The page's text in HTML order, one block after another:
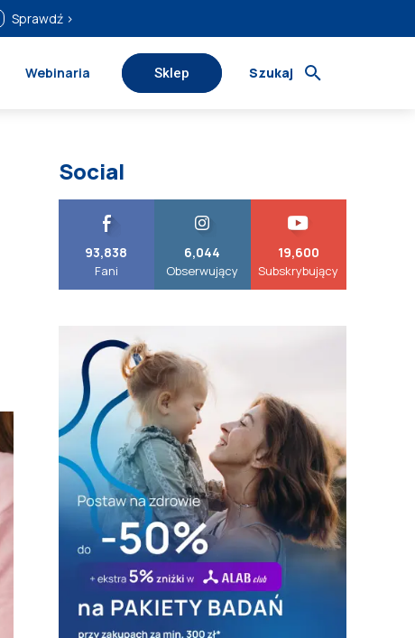
Sprawdź ›
Szukaj
Webinaria Sklep
Social
93,838
Fani
6,044
Obserwujący
19,600
Subskrybujący